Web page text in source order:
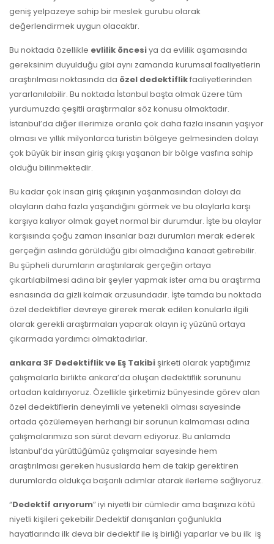
geniş yelpazeye sahip bir meslek gurubu olarak
değerlendirmek uygun olacaktır.
Bu noktada özellikle evlilik öncesiya da evlilik aşamasında
gereksinim duyulduğu gibi aynı zamanda kurumsal faaliyetlerin
araştırılması noktasında da özel dedektiflikfaaliyetlerinden
yararlanılabilir. Bu noktada İstanbul başta olmak üzere tüm
yurdumuzda çeşitli araştırmalar söz konusu olmaktadır.
İstanbul’da diğer illerimize oranla çok daha fazla insanın yaşıyor
olması ve yıllık milyonlarca turistin bölgeye gelmesinden dolayı
çok büyük bir insan giriş çıkışı yaşanan bir bölge vasfına sahip
olduğu bilinmektedir.
Bu kadar çok insan giriş çıkışının yaşanmasından dolayı da
olayların daha fazla yaşandığını görmek ve bu olaylarla karşı
karşıya kalıyor olmak gayet normal bir durumdur. İşte bu olaylar
karşısında çoğu zaman insanlar bazı durumları merak ederek
gerçeğin aslında görüldüğü gibi olmadığına kanaat getirebilir.
Bu şüpheli durumların araştırılarak gerçeğin ortaya
çıkartılabilmesi adına bir şeyler yapmak ister ama bu araştırma
esnasında da gizli kalmak arzusundadır. İşte tamda bu noktada
özel dedektifler devreye girerek merak edilen konularla ilgili
olarak gerekli araştırmaları yaparak olayın iç yüzünü ortaya
çıkarmada yardımcı olmaktadırlar.
ankara 3F Dedektiflik ve Eş Takibişirketi olarak yaptığımız
çalışmalarla birlikte ankara’da oluşan dedektiflik sorununu
ortadan kaldırıyoruz. Özellikle şirketimiz bünyesinde görev alan
özel dedektiflerin deneyimli ve yetenekli olması sayesinde
ortada çözülemeyen herhangi bir sorunun kalmaması adına
çalışmalarımıza son sürat devam ediyoruz. Bu anlamda
İstanbul’da yürüttüğümüz çalışmalar sayesinde hem
araştırılması gereken hususlarda hem de takip gerektiren
durumlarda oldukça başarılı adımlar atarak ilerleme sağlıyoruz.
“Dedektif arıyorum” iyi niyetli bir cümledir ama başınıza kötü
niyetli kişileri çekebilir.Dedektif danışanları çoğunlukla
hayatlarında ilk deva bir dedektif ile iş birliği yaparlar ve bu ilk iş